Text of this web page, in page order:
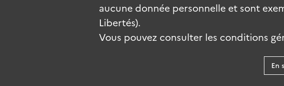
aucune donnée personnelle et sont
Libertés).
Vous pouvez consulter les conditions
En